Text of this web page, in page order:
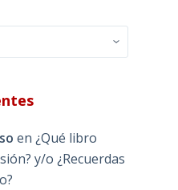
en ¿Qué libro
y/o ¿Recuerdas